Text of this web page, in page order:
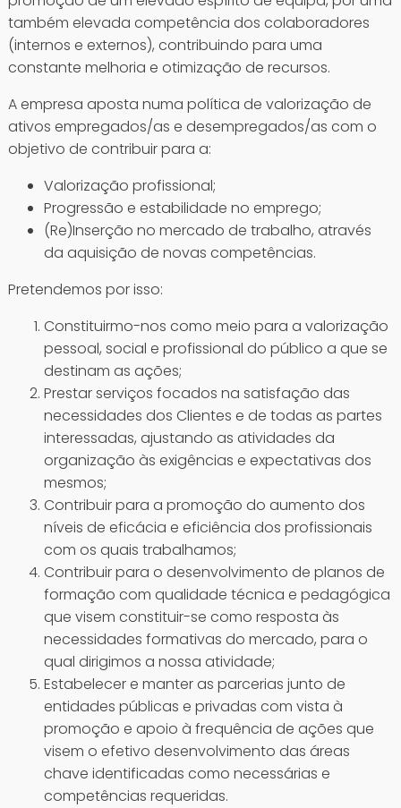
também elevada competência dos colaboradores
(internos e externos), contribuindo para uma
constante melhoria e otimização de recursos.
A empresa aposta numa política de valorização de
ativos empregados/as e desempregados/as com o
objetivo de contribuir para a:
Valorização profissional;
Progressão e estabilidade no emprego;
(Re)Inserção no mercado de trabalho, através
da aquisição de novas competências.
Pretendemos por isso:
Constituirmo-nos como meio para a valorização
pessoal, social e profissional do público a que se
destinam as ações;
Prestar serviços focados na satisfação das
necessidades dos Clientes e de todas as partes
interessadas, ajustando as atividades da
organização às exigências e expectativas dos
mesmos;
Contribuir para a promoção do aumento dos
níveis de eficácia e eficiência dos profissionais
com os quais trabalhamos;
Contribuir para o desenvolvimento de planos de
formação com qualidade técnica e pedagógica
que visem constituir-se como resposta às
necessidades formativas do mercado, para o
qual dirigimos a nossa atividade;
Estabelecer e manter as parcerias junto de
entidades públicas e privadas com vista à
promoção e apoio à frequência de ações que
visem o efetivo desenvolvimento das áreas
chave identificadas como necessárias e
competências requeridas.